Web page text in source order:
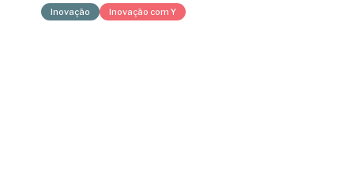
Inovação Inovação com Y